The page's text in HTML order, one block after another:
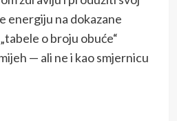
energiju na dokazane
o broju obuće“
— ali ne i kao smjernicu